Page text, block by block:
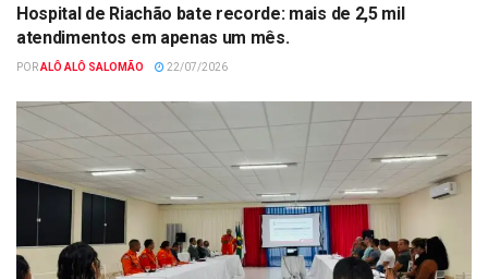
Hospital de Riachão bate recorde: mais de 2,5 mil
atendimentos em apenas um mês.
PORALÔ ALÔ SALOMÃO 22/07/2026